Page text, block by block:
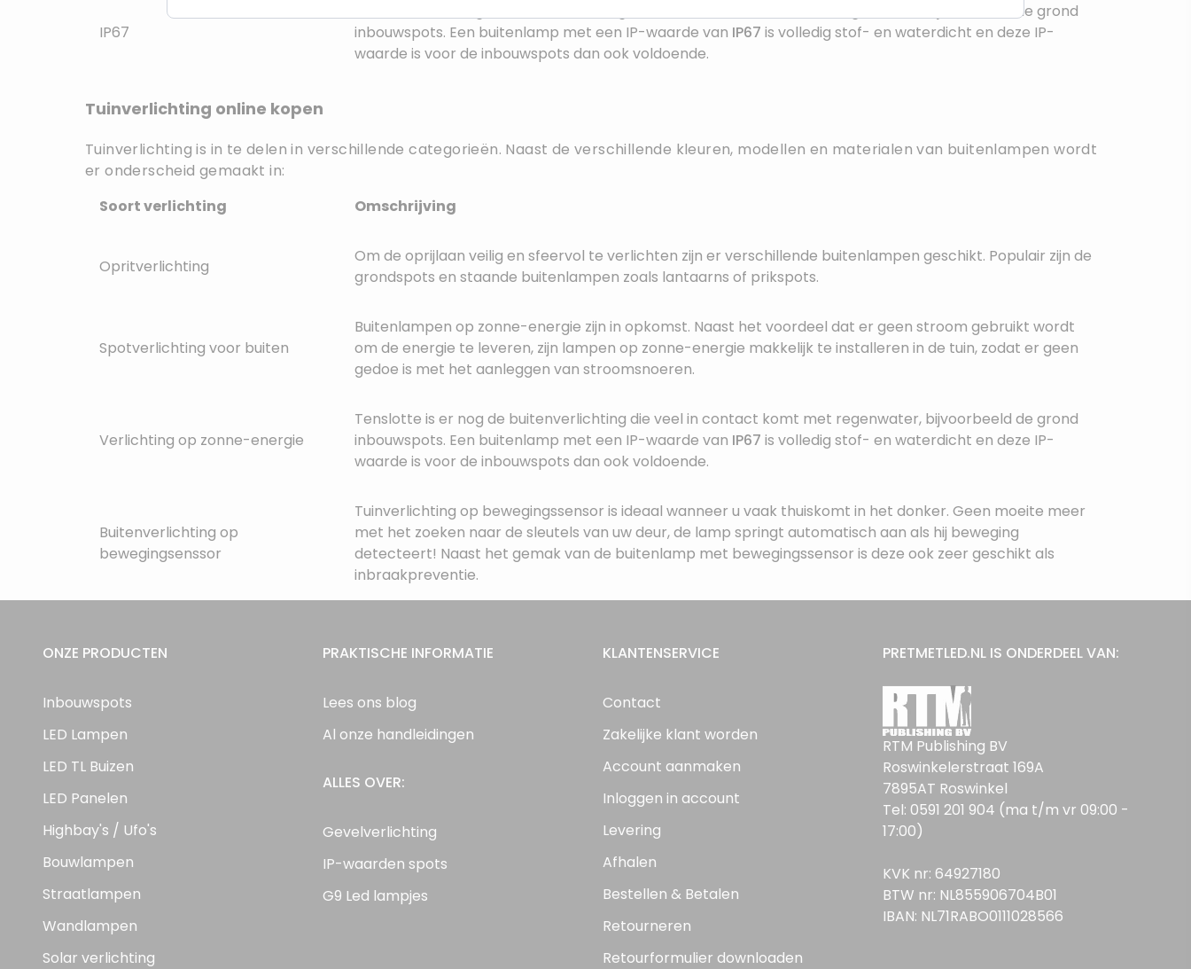
IP67
Tenslotte is er nog de buitenverlichting die veel in contact komt met regenwater, bijvoorbeeld de grond
inbouwspots. Een buitenlamp met een IP-waarde van IP67 is volledig stof- en waterdicht en deze IP-
waarde is voor de inbouwspots dan ook voldoende.
Tuinverlichting online kopen
Tuinverlichting is in te delen in verschillende categorieën. Naast de verschillende kleuren, modellen en materialen van buitenlampen wordt
er onderscheid gemaakt in:
Soort verlichting
Omschrijving
Opritverlichting
Om de oprijlaan veilig en sfeervol te verlichten zijn er verschillende buitenlampen geschikt. Populair zijn de
grondspots en staande buitenlampen zoals lantaarns of prikspots.
Spotverlichting voor buiten
Buitenlampen op zonne-energie zijn in opkomst. Naast het voordeel dat er geen stroom gebruikt wordt
om de energie te leveren, zijn lampen op zonne-energie makkelijk te installeren in de tuin, zodat er geen
gedoe is met het aanleggen van stroomsnoeren.
Verlichting op zonne-energie
Tenslotte is er nog de buitenverlichting die veel in contact komt met regenwater, bijvoorbeeld de grond
inbouwspots. Een buitenlamp met een IP-waarde van IP67 is volledig stof- en waterdicht en deze IP-
waarde is voor de inbouwspots dan ook voldoende.
Buitenverlichting op
bewegingsenssor
Tuinverlichting op bewegingssensor is ideaal wanneer u vaak thuiskomt in het donker. Geen moeite meer
met het zoeken naar de sleutels van uw deur, de lamp springt automatisch aan als hij beweging
detecteert! Naast het gemak van de buitenlamp met bewegingssensor is deze ook zeer geschikt als
inbraakpreventie.
ONZE PRODUCTEN
Inbouwspots
LED Lampen
LED TL Buizen
LED Panelen
Highbay's / Ufo's
Bouwlampen
Straatlampen
Wandlampen
Solar verlichting
PRAKTISCHE INFORMATIE
Lees ons blog
Al onze handleidingen
ALLES OVER:
Gevelverlichting
IP-waarden spots
G9 Led lampjes
KLANTENSERVICE
Contact
Zakelijke klant worden
Account aanmaken
Inloggen in account
Levering
Afhalen
Bestellen & Betalen
Retourneren
Retourformulier downloaden
PRETMETLED.NL IS ONDERDEEL VAN:
RTM Publishing BV
Roswinkelerstraat 169A
7895AT Roswinkel
Tel: 0591 201 904 (ma t/m vr 09:00 -
17:00)
KVK nr: 64927180
BTW nr: NL855906704B01
IBAN: NL71RABO0111028566